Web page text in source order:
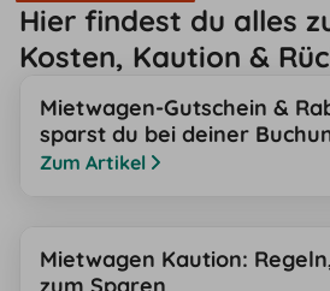
Hier findest du alles
Kosten, Kaution &
Mietwagen-Gutschein &
sparst du bei deiner
Zum Artikel
Mietwagen Kaution:
zum Sparen